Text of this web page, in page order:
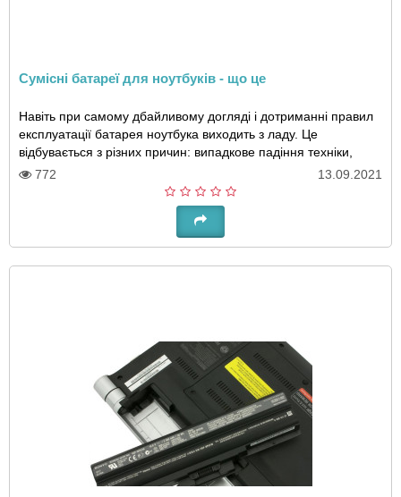
Сумісні батареї для ноутбуків - що це
Навіть при самому дбайливому догляді і дотриманні правил
експлуатації батарея ноутбука виходить з ладу. Це
відбувається з різних причин: випадкове падіння техніки,
часті перегріви або переохолодження,..
772 13.09.2021